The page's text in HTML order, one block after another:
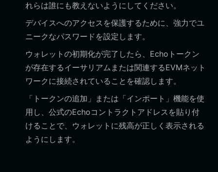
れらは誰にも教えないようにしてください。
デバイスへのアクセスを保護するために、強力でユ
ニークなパスワードを設定します。
ウォレットの初期化が完了したら、Echoトークン
が存在するイーサリアムまたは関連するEVMネット
ワークに接続されていることを確認します。
「トークンの追加」または「インポート」機能を使
用し、公式のEchoコントラクトアドレスを貼り付
けることで、ウォレットに残高が正しく表示される
ようにします。